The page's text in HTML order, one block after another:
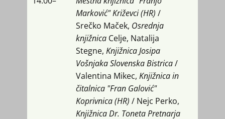
Marković" Križevci (HR) /
Srečko Maček, Osrednja
knjižnica Celje, Natalija
Stegne, Knjižnica Josipa
Vošnjaka Slovenska Bistrica/
Valentina Mikec, Knjižnica in
čitalnica "Fran Galović"
Koprivnica (HR) / Nejc Perko,
Knjižnica Dr. Toneta Pretnarja